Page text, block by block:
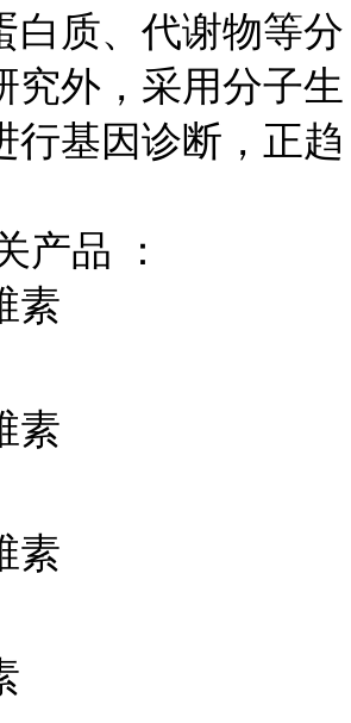
白质、代谢物等分
究外，采用分子生
行基因诊断，正趋
产品 ：
素
素
素